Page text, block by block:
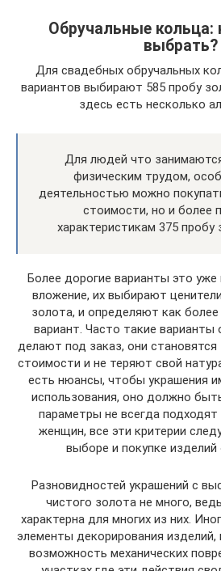
Обручальные кольца:
выбрать?
Для свадебных обручальных
вариантов выбирают 585 пробу
здесь есть несколько
Для людей что
физическим трудом,
деятельностью можно
стоимости, но и более
характеристикам 375 пробу
Более дорогие варианты это
вложение, их выбирают
золота, и определяют как
вариант. Часто такие варианты
делают под заказ, они
стоимости и не теряют свой
есть нюансы, чтобы украшения
использования, оно должно
параметры не всегда
женщин, все эти критерии
выборе и покупке изделий
Разновидностей украшений с
чистого золота не много,
характерна для многих из них.
элементы декорирования изделий,
возможность механических